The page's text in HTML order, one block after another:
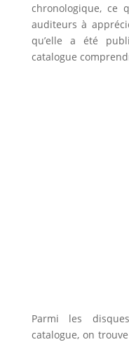
chronologique, ce
auditeurs à
qu’elle a été
catalogue
Parmi les
catalogue, on